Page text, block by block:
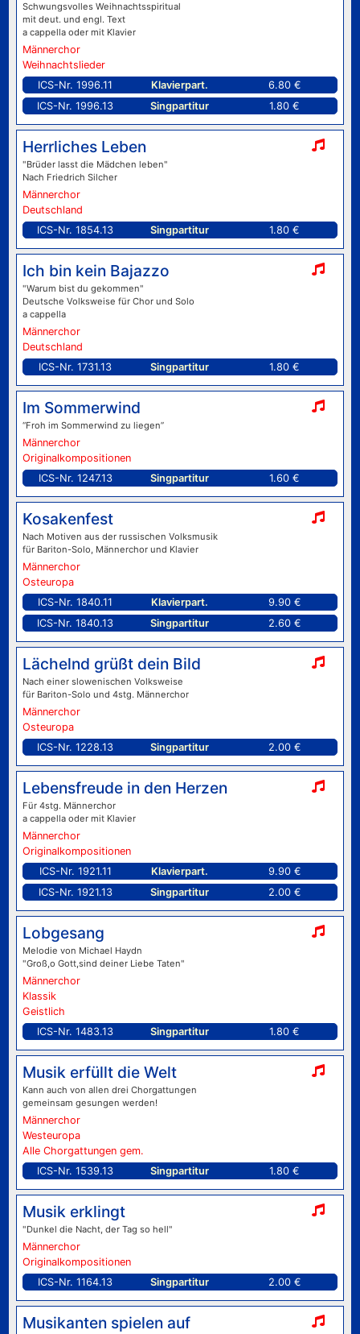
Schwungsvolles Weihnachtsspiritual
mit deut. und engl. Text
a cappella oder mit Klavier
Männerchor
Weihnachtslieder
ICS-Nr. 1996.11
Klavierpart.
6.80 €
ICS-Nr. 1996.13
Singpartitur 1.80 €
Herrliches Leben
"Brüder lasst die Mädchen leben"
Nach Friedrich Silcher
Männerchor
Deutschland
ICS-Nr. 1854.13
Singpartitur 1.80 €
Ich bin kein Bajazzo
"Warum bist du gekommen"
Deutsche Volksweise für Chor und Solo
a cappella
Männerchor
Deutschland
ICS-Nr. 1731.13
Singpartitur 1.80 €
Im Sommerwind
“Froh im Sommerwind zu liegen”
Männerchor
Originalkompositionen
ICS-Nr. 1247.13
Singpartitur 1.60 €
Kosakenfest
Nach Motiven aus der russischen Volksmusik
für Bariton-Solo, Männerchor und Klavier
Männerchor
Osteuropa
ICS-Nr. 1840.11
Klavierpart.
9.90 €
ICS-Nr. 1840.13
Singpartitur 2.60 €
Lächelnd grüßt dein Bild
Nach einer slowenischen Volksweise
für Bariton-Solo und 4stg. Männerchor
Männerchor
Osteuropa
ICS-Nr. 1228.13
Singpartitur 2.00 €
Lebensfreude in den Herzen
Für 4stg. Männerchor
a cappella oder mit Klavier
Männerchor
Originalkompositionen
ICS-Nr. 1921.11
Klavierpart.
9.90 €
ICS-Nr. 1921.13
Singpartitur 2.00 €
Lobgesang
Melodie von Michael Haydn
"Groß,o Gott,sind deiner Liebe Taten"
Männerchor
Klassik
Geistlich
ICS-Nr. 1483.13
Singpartitur 1.80 €
Musik erfüllt die Welt
Kann auch von allen drei Chorgattungen
gemeinsam gesungen werden!
Männerchor
Westeuropa
Alle Chorgattungen gem.
ICS-Nr. 1539.13
Singpartitur 1.80 €
Musik erklingt
"Dunkel die Nacht, der Tag so hell"
Männerchor
Originalkompositionen
ICS-Nr. 1164.13
Singpartitur 2.00 €
Musikanten spielen auf